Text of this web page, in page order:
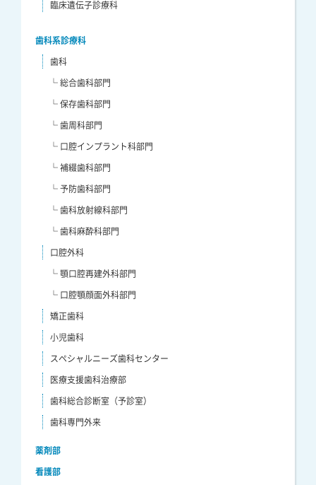
臨床遺伝子診療科
歯科系診療科
歯科
└ 総合歯科部門
└ 保存歯科部門
└ 歯周科部門
└ 口腔インプラント科部門
└ 補綴歯科部門
└ 予防歯科部門
└ 歯科放射線科部門
└ 歯科麻酔科部門
口腔外科
└ 顎口腔再建外科部門
└ 口腔顎顔面外科部門
矯正歯科
小児歯科
スペシャルニーズ歯科センター
医療支援歯科治療部
歯科総合診断室（予診室）
歯科専門外来
薬剤部
看護部